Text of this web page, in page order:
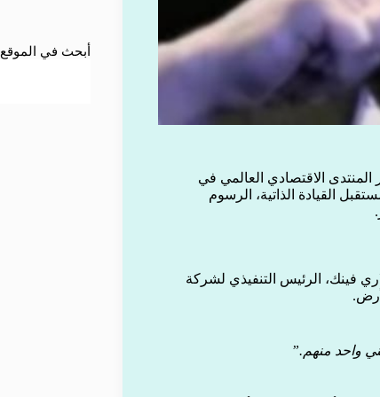
الاقتصادي العالمي في
القيادة الذاتية، الرسوم
فينك، الرئيس التنفيذي لشركة
واحد منهم.”
أبحث في الموقع